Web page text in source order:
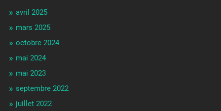
avril 2025
mars 2025
octobre 2024
mai 2024
mai 2023
septembre 2022
juillet 2022